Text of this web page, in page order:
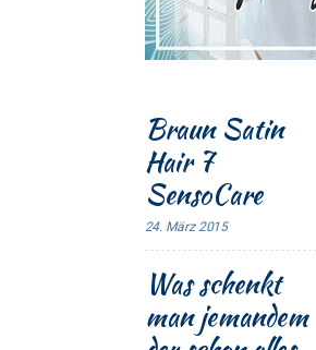
Braun Satin
Hair 7
SensoCare
24. März 2015
Was schenkt
man jemandem